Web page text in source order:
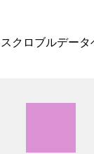
クロブルデー